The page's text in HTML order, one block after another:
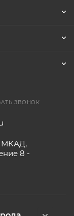
ЗВОНОК
МКАД,
8 -